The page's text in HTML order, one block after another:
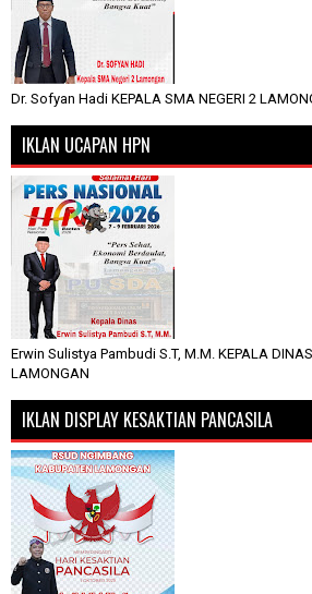
Dr. Sofyan Hadi KEPALA SMA NEGERI 2
IKLAN UCAPAN HPN
Erwin Sulistya Pambudi S.T, M.M. KEPALA
LAMONGAN
IKLAN DISPLAY KESAKTIAN PANCASILA